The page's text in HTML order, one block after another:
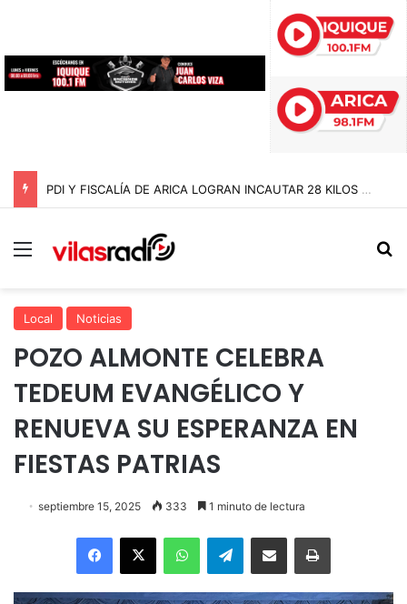
PDI Y FISCALÍA DE ARICA LOGRAN INCAUTAR 28 KILOS DE MARIHUANA OCULTOS EN UN CAMIÓN DE ALTO TONELAJE EN CHUNGARÁ
Menú
Local Noticias
POZO ALMONTE CELEBRA
TEDEUM EVANGÉLICO Y
RENUEVA SU ESPERANZA EN
FIESTAS PATRIAS
septiembre 15, 2025 333 1 minuto de lectura
Facebook
X WhatsAppTelegramEnviar vía email Imprimir